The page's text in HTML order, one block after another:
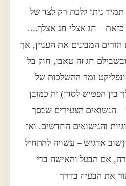
ניתן ללכת רק לצד של
כזאת – חג אצלי חג אצלך....
המבינים את העניין, אך
חג זה טאבו, חוק בל
ומה ההשלכות של
בין הפטיש לסדן) זה כמובן
הנשואים הצעירים שבסך
והנישואים החדשים. ואז
אדגיש – עשויה להתחיל
אם הבעל והאישה ברי
את הבעיה בדרך